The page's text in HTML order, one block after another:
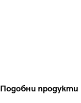
Подобни продукти